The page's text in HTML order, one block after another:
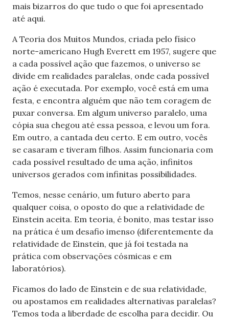
mais bizarros do que tudo o que foi apresentado
até aqui.
A Teoria dos Muitos Mundos, criada pelo físico
norte-americano Hugh Everett em 1957, sugere que
a cada possível ação que fazemos, o universo se
divide em realidades paralelas, onde cada possível
ação é executada. Por exemplo, você está em uma
festa, e encontra alguém que não tem coragem de
puxar conversa. Em algum universo paralelo, uma
cópia sua chegou até essa pessoa, e levou um fora.
Em outro, a cantada deu certo. E em outro, vocês
se casaram e tiveram filhos. Assim funcionaria com
cada possível resultado de uma ação, infinitos
universos gerados com infinitas possibilidades.
Temos, nesse cenário, um futuro aberto para
qualquer coisa, o oposto do que a relatividade de
Einstein aceita. Em teoria, é bonito, mas testar isso
na prática é um desafio imenso (diferentemente da
relatividade de Einstein, que já foi testada na
prática com observações cósmicas e em
laboratórios).
Ficamos do lado de Einstein e de sua relatividade,
ou apostamos em realidades alternativas paralelas?
Temos toda a liberdade de escolha para decidir. Ou